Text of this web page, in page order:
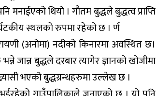
मनाईएको थियो । गौतम बुद्धले बुद्धत्व प्राप्ति
स्थलको रुपमा रहेको छ । र्ण
(अनोमा) नदीको किनारमा अवस्थित छ।
जान्न बुद्धले दरबार त्यागेर ज्ञानको खोजीमा
भएको बुद्धग्रन्थहरुमा उल्लेख छ ।